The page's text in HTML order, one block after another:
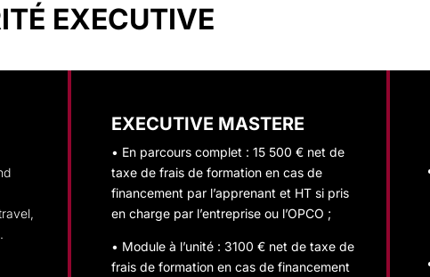
EXECUTIVE
EXECUTIVE MASTERE
• En parcours complet : 15 500 € net de
taxe de frais de formation en cas de
financement par l’apprenant et HT si pris
en charge par l’entreprise ou l’OPCO ;
• Module à l’unité : 3100 € net de taxe de
frais de formation en cas de financement